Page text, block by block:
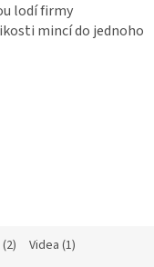
lodí firmy
mincí do jednoho
Videa (1)